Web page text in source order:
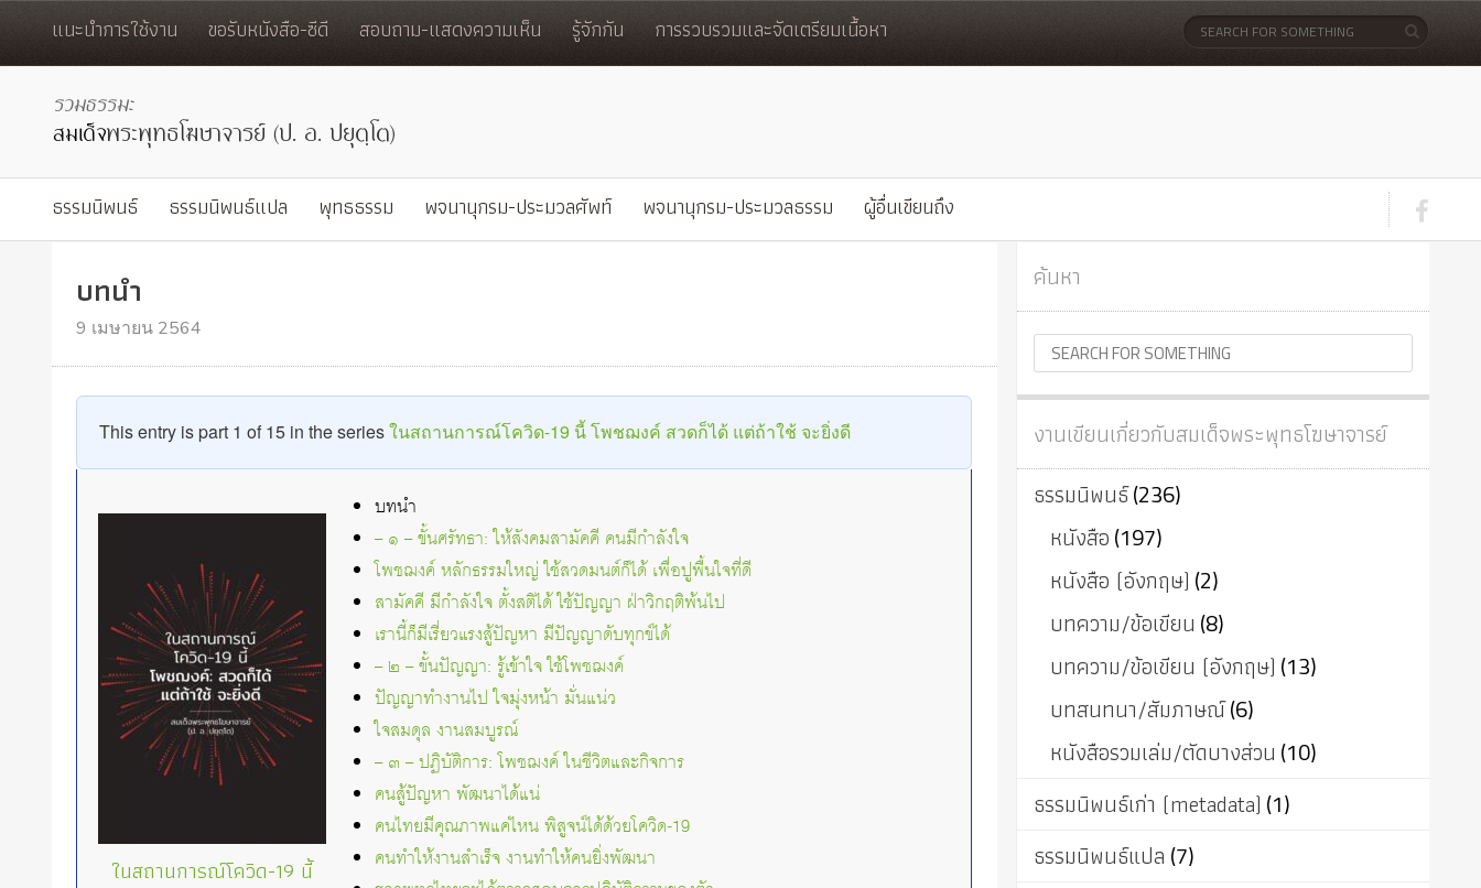
แนะนำการใช้งาน ขอรับหนังสือ-ซีดี สอบถาม-แสดงความเห็น รู้จักกัน การรวบรวมและจัดเตรียมเนื้อหา
ธรรมนิพนธ์ ธรรมนิพนธ์แปล พุทธธรรม พจนานุกรม-ประมวลศัพท์ พจนานุกรม-ประมวลธรรม ผู้อื่นเขียนถึง
บทนำ
9 เมษายน 2564
This entry is part 1 of 15 in the seriesในสถานการณ์โควิด-19 นี้ โพชฌงค์ สวดก็ได้ แต่ถ้าใช้ จะยิ่งดี
ในสถานการณ์โควิด-19 นี้
บทนำ
– ๑ – ขั้นศรัทธา: ให้สังคมสามัคคี คนมีกำลังใจ
โพชฌงค์ หลักธรรมใหญ่ ใช้สวดมนต์ก็ได้ เพื่อปูพื้นใจที่ดี
สามัคคี มีกำลังใจ ตั้งสติได้ ใช้ปัญญา ฝ่าวิกฤติพ้นไป
เรานี้ก็มีเรี่ยวแรงสู้ปัญหา มีปัญญาดับทุกข์ได้
– ๒ – ขั้นปัญญา: รู้เข้าใจ ใช้โพชฌงค์
ปัญญาทำงานไป ใจมุ่งหน้า มั่นแน่ว
ใจสมดุล งานสมบูรณ์
– ๓ – ปฏิบัติการ: โพชฌงค์ ในชีวิตและกิจการ
คนสู้ปัญหา พัฒนาได้แน่
คนไทยมีคุณภาพแค่ไหน พิสูจน์ได้ด้วยโควิด-19
คนทำให้งานสำเร็จ งานทำให้คนยิ่งพัฒนา
ค้นหา
งานเขียนเกี่ยวกับสมเด็จพระพุทธโฆษาจารย์
ธรรมนิพนธ์(236)
หนังสือ(197)
หนังสือ (อังกฤษ) (2)
บทความ/ข้อเขียน (8)
บทความ/ข้อเขียน (อังกฤษ) (13)
บทสนทนา/สัมภาษณ์(6)
หนังสือรวมเล่ม/ตัดบางส่วน (10)
ธรรมนิพนธ์เก่า (metadata) (1)
ธรรมนิพนธ์แปล (7)